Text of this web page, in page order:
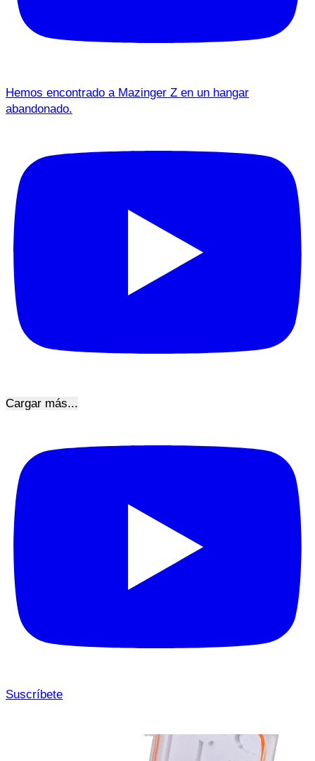
Hemos encontrado a Mazinger Z en un hangar
abandonado.
Cargar más...
Suscríbete